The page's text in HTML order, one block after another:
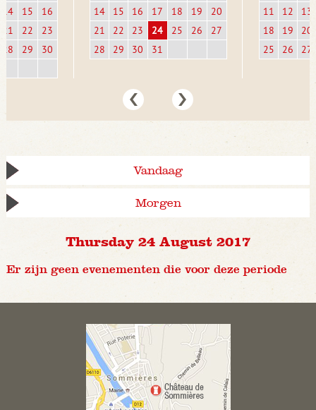
14
15
16
21
22
23
28
29 30
14
15 16 17 18 19
20
21
22 23 24 25 26
27
28
29 30 31
11
12
13
18
19
20
25
26 27
Vandaag
Morgen
Thursday 24 August 2017
Er zijn geen evenementen die voor deze periode